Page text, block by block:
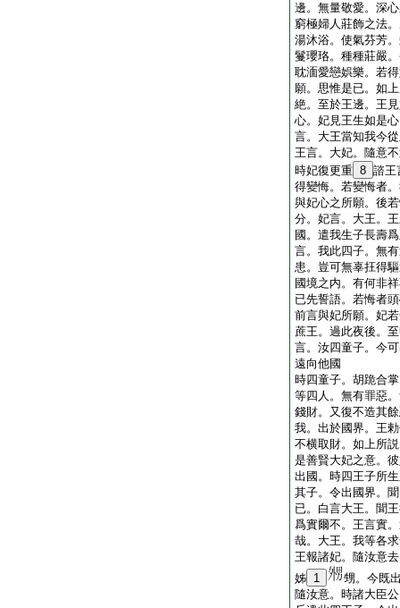
邊。無量敬愛。深
窮極婦人莊飾之法
湯沐浴。使氣芬芳
鬘瓔珞。種種莊嚴
耽湎愛戀娯樂。若
願。思惟是已。如
絶。至於王邊。王
心。妃見王生如是
言。大王當知我今
王言。大妃。隨意
時妃復更重 8 諮王
得變悔。若變悔者
與妃心之所願。後
分。妃言。大王。
國。遣我生子長壽
言。我此四子。無
患。豈可無辜抂得
國境之内。有何非
已先誓語。若悔者
前言與妃所願。妃
蔗王。過此夜後。
言。汝四童子。今
遠向他國
時四童子。胡跪合
等四人。無有罪惡
錢財。又復不造其
我。出於國界。王
不横取財。如上所
是善賢大妃之意。
出國。時四王子所
其子。令出國界。
已。白言大王。聞
爲實爾不。王言實
哉。大王。我等各
王報諸妃。隨汝意
姊 1
甥。今既
隨汝意。時諸大臣